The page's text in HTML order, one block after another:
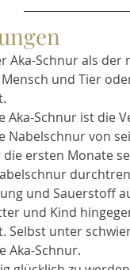
Aka-Schnur als
und Tier
Aka-Schnur ist die
Nabelschnur von
ersten Monate
und Sauerstoff
und Kind
Selbst unter
Aka-Schnur.